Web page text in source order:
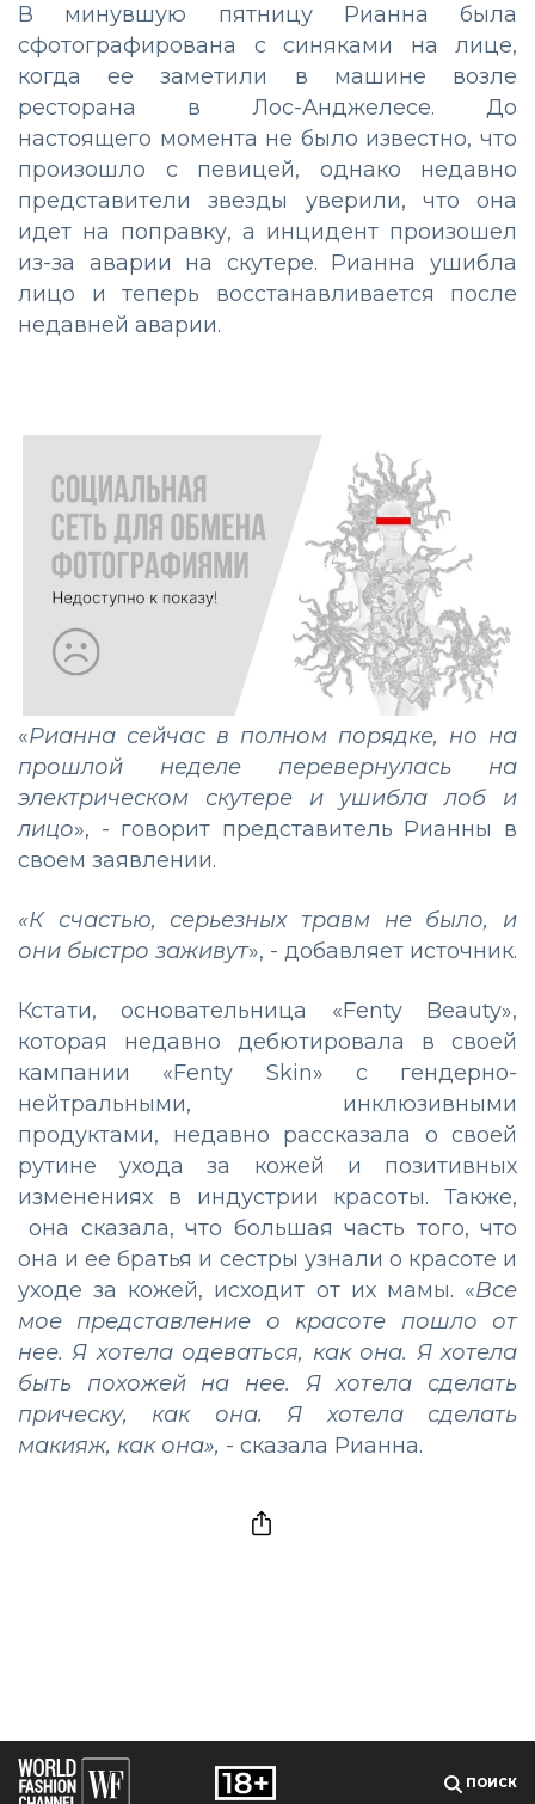
В минувшую пятницу Рианна была
сфотографирована с синяками на лице,
когда ее заметили в машине возле
ресторана в Лос-Анджелесе. До
настоящего момента не было известно, что
произошло с певицей, однако недавно
представители звезды уверили, что она
идет на поправку, а инцидент произошел
из-за аварии на скутере. Рианна ушибла
лицо и теперь восстанавливается после
недавней аварии.
«Рианна сейчас в полном порядке, но на
прошлой неделе перевернулась на
электрическом скутере и ушибла лоб и
лицо», - говорит представитель Рианны в
своем заявлении.
«К счастью, серьезных травм не было, и
они быстро заживут», - добавляет источник.
Кстати, основательница «Fenty Beauty»,
которая недавно дебютировала в своей
кампании «Fenty Skin» с гендерно-
нейтральными, инклюзивными
продуктами, недавно рассказала о своей
рутине ухода за кожей и позитивных
изменениях в индустрии красоты. Также,
она сказала, что большая часть того, что
она и ее братья и сестры узнали о красоте и
уходе за кожей, исходит от их мамы. «Все
мое представление о красоте пошло от
нее. Я хотела одеваться, как она. Я хотела
быть похожей на нее. Я хотела сделать
прическу, как она. Я хотела сделать
макияж, как она», - сказала Рианна.
ПОИСК